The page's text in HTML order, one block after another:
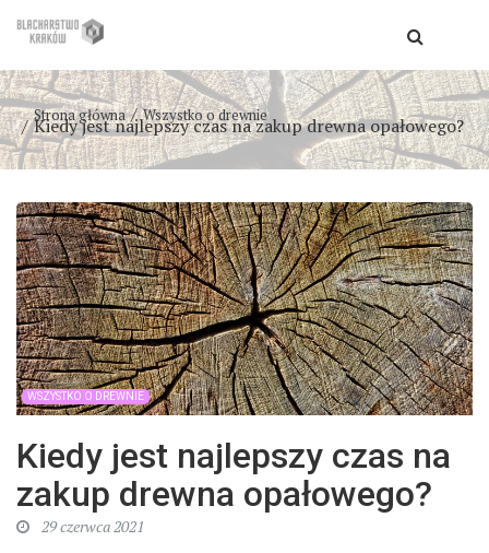
Strona główna Wszystko o drewnie
Kiedy jest najlepszy czas na zakup drewna opałowego?
WSZYSTKO O DREWNIE
Kiedy jest najlepszy czas na
zakup drewna opałowego?
29 czerwca 2021